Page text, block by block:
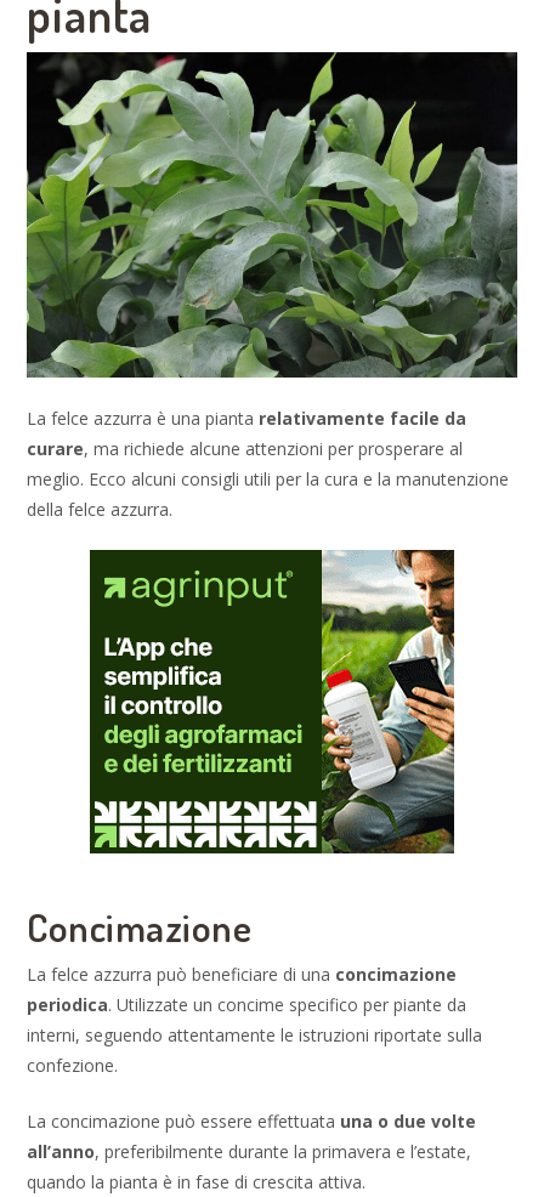
pianta
La felce azzurra è una pianta relativamente facile da
curare, ma richiede alcune attenzioni per prosperare al
meglio. Ecco alcuni consigli utili per la cura e la manutenzione
della felce azzurra.
Concimazione
La felce azzurra può beneficiare di una concimazione
periodica. Utilizzate un concime specifico per piante da
interni, seguendo attentamente le istruzioni riportate sulla
confezione.
La concimazione può essere effettuata una o due volte
all’anno, preferibilmente durante la primavera e l’estate,
quando la pianta è in fase di crescita attiva.